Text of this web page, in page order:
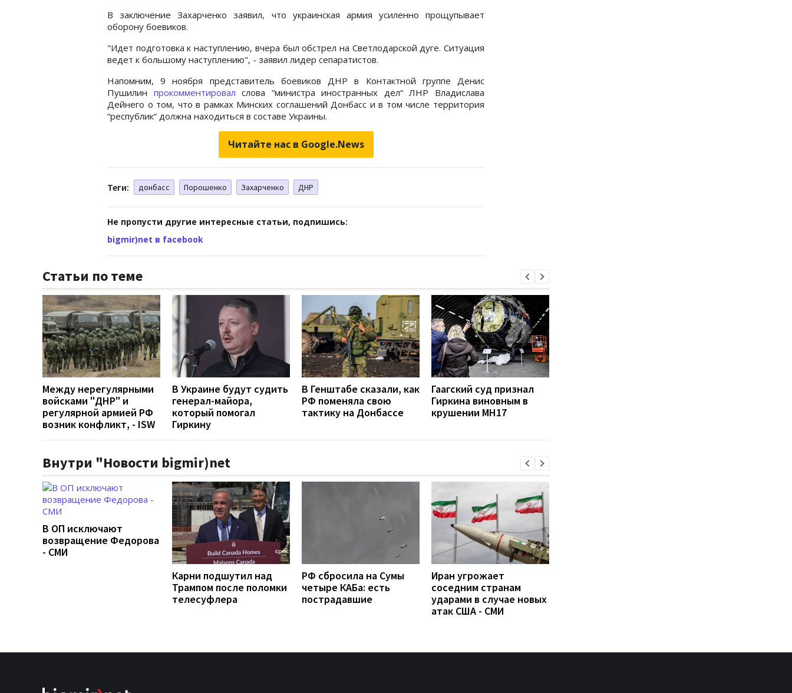
В заключение Захарченко заявил, что украинская армия усиленно прощупывает
оборону боевиков.
"Идет подготовка к наступлению, вчера был обстрел на Светлодарской дуге. Ситуация
ведет к большому наступлению", - заявил лидер сепаратистов.
Напомним, 9 ноября представитель боевиков ДНР в Контактной группе Денис
Пушилин прокомментировал слова “министра иностранных дел“ ЛНР Владислава
Дейнего о том, что в рамках Минских соглашений Донбасс и в том числе территория
“республик“ должна находиться в составе Украины.
Читайте нас в Google.News
Теги: донбасс Порошенко Захарченко ДНР
Не пропусти другие интересные статьи, подпишись:
bigmir)net в facebook
Статьи по теме
Между нерегулярными
войсками "ДНР" и
регулярной армией РФ
возник конфликт, - ISW
В Украине будут судить
генерал-майора,
который помогал
Гиркину
В Генштабе сказали, как
РФ поменяла свою
тактику на Донбассе
Гаагский суд признал
Гиркина виновным в
крушении MH17
Внутри "Новости bigmir)net
В ОП исключают
возвращение Федорова
- СМИ
Карни подшутил над
Трампом после поломки
телесуфлера
РФ сбросила на Сумы
четыре КАБа: есть
пострадавшие
Иран угрожает
соседним странам
ударами в случае новых
атак США - СМИ